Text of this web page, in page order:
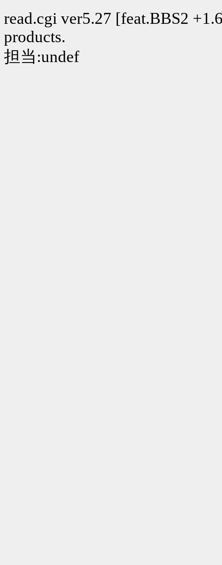
read.cgi ver5.27 [feat.BBS2
products.
担当:undef